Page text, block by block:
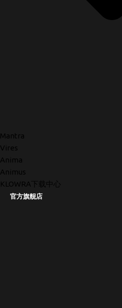
Mantra
Vires
Anima
Animus
KLOWRA下载中心
官方旗舰店